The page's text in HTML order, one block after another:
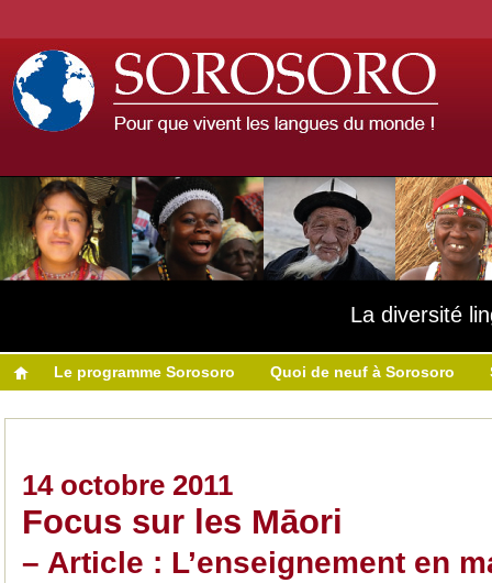
La diversité
Le programme Sorosoro Quoi de neuf à Sorosoro
14 octobre 2011
Focus sur les Māori
– Article : L’enseignement en